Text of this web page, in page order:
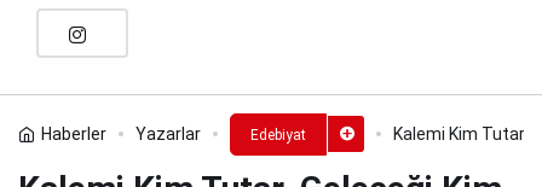
Haberler Yazarlar Edebiyat Kalemi Kim Tutar,